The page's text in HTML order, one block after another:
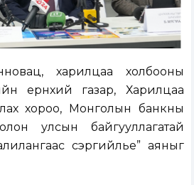
харилцаа холбооны
ерөнхий газар, Харилцаа
хороо, Монголын банкны
улсын байгууллагатай
сэргийлье” аяныг